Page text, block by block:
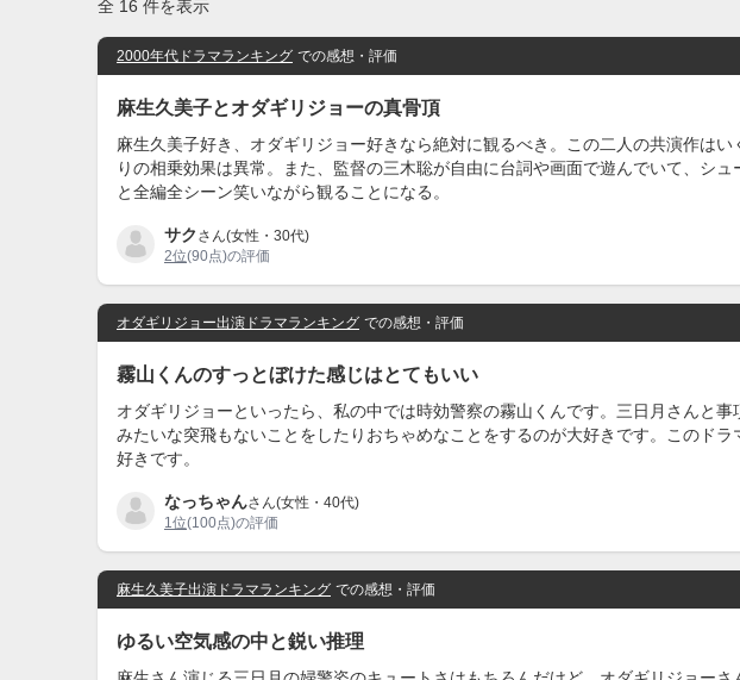
全 16 件を表示
2000年代ドラマランキング での感想・評価
麻生久美子とオダギリジョーの真骨頂
麻生久美子好き、オダギリジョー好きなら絶対に観るべき。この二人の共演作は
りの相乗効果は異常。また、監督の三木聡が自由に台詞や画面で遊んでいて、シ
と全編全シーン笑いながら観ることになる。
サク さん(女性・30代)
2位(90点)の評価
オダギリジョー出演ドラマランキング での感想・評価
霧山くんのすっとぼけた感じはとてもいい
オダギリジョーといったら、私の中では時効警察の霧山くんです。三日月さんと
みたいな突飛もないことをしたりおちゃめなことをするのが大好きです。このド
好きです。
なっちゃんさん(女性・40代)
1位(100点)の評価
麻生久美子出演ドラマランキング での感想・評価
ゆるい空気感の中と鋭い推理